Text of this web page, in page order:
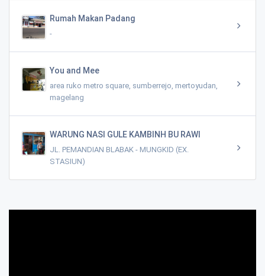
Rumah Makan Padang
-
You and Mee
area ruko metro square, sumberrejo, mertoyudan,
magelang
WARUNG NASI GULE KAMBINH BU RAWI
JL. PEMANDIAN BLABAK - MUNGKID (EX.
STASIUN)